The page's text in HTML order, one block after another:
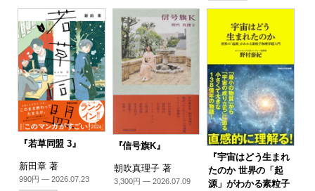
『若草同盟 3』
新田章 著
990円 — 2026.07.23
『信号旗K』
朝吹真理子 著
3,300円 — 2026.07.09
『宇宙はどう生まれ
たのか 世界の「起
源」がわかる素粒子